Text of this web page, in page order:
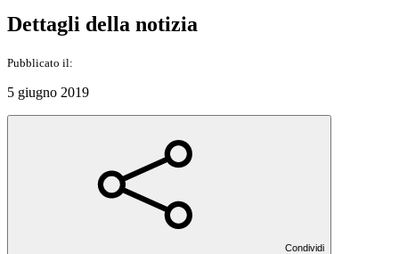
Dettagli della notizia
Pubblicato il:
5 giugno 2019
Condividi